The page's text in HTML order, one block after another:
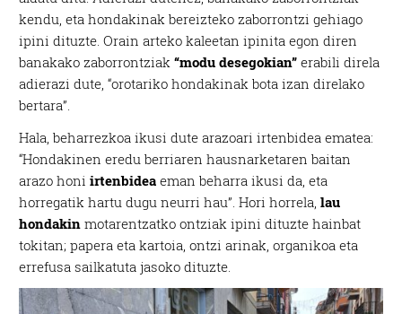
kendu, eta hondakinak bereizteko zaborrontzi gehiago
ipini dituzte. Orain arteko kaleetan ipinita egon diren
banakako zaborrontziak“modu desegokian” erabili direla
adierazi dute, “orotariko hondakinak bota izan direlako
bertara”.
Hala, beharrezkoa ikusi dute arazoari irtenbidea ematea:
“Hondakinen eredu berriaren hausnarketaren baitan
arazo honiirtenbidea eman beharra ikusi da, eta
horregatik hartu dugu neurri hau”. Hori horrela,lau
hondakin motarentzatko ontziak ipini dituzte hainbat
tokitan; papera eta kartoia, ontzi arinak, organikoa eta
errefusa sailkatuta jasoko dituzte.